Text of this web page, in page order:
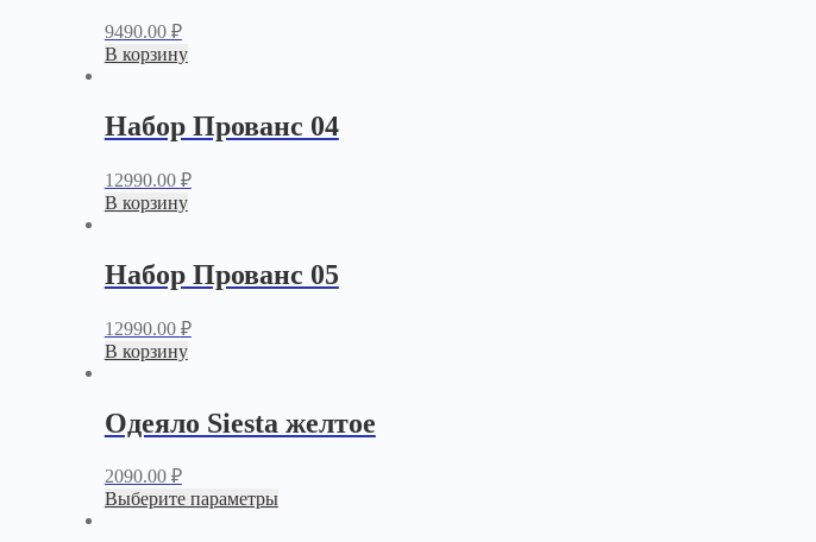
9490.00 ₽
В корзину
Набор Прованс 04
12990.00 ₽
В корзину
Набор Прованс 05
12990.00 ₽
В корзину
Одеяло Siesta желтое
2090.00 ₽
Выберите параметры